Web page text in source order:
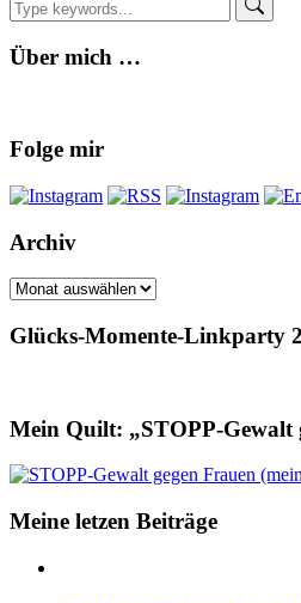
Über mich …
Folge mir
Archiv
Archiv
Glücks-Momente-Linkparty
Mein Quilt: „STOPP-Gewalt
Meine letzen Beiträge